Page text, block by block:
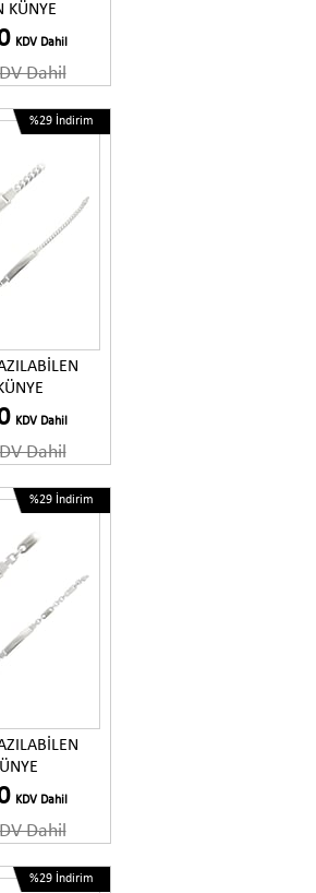
KÜNYE
KDV Dahil
Dahil
KDV Dahil
Dahil
%29 İndirim
KDV Dahil
Dahil
%29 İndirim
%29 İndirim